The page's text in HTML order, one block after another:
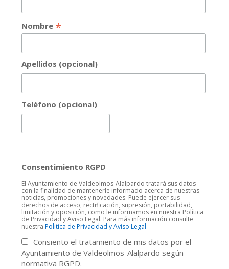
Nombre *
Apellidos (opcional)
Teléfono (opcional)
Consentimiento RGPD
El Ayuntamiento de Valdeolmos-Alalpardo tratará sus datos
con la finalidad de mantenerle informado acerca de nuestras
noticias, promociones y novedades. Puede ejercer sus
derechos de acceso, rectificación, supresión, portabilidad,
limitación y oposición, como le informamos en nuestra Política
de Privacidad y Aviso Legal. Para más información consulte
nuestra Politica de Privacidad y Aviso Legal
Consiento el tratamiento de mis datos por el
Ayuntamiento de Valdeolmos-Alalpardo según
normativa RGPD.